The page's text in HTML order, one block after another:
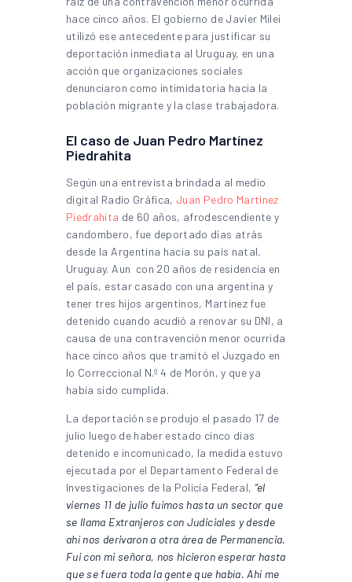
hace cinco años. El gobierno de Javier Milei
utilizó ese antecedente para justificar su
deportación inmediata al Uruguay, en una
acción que organizaciones sociales
denunciaron como intimidatoria hacia la
población migrante y la clase trabajadora.
El caso de Juan Pedro Martínez
Piedrahita
Según una entrevista brindada al medio
digital Radio Gráfica, Juan Pedro Martínez
Piedrahita de 60 años, afrodescendiente y
candombero, fue deportado días atrás
desde la Argentina hacia su país natal,
Uruguay. Aun con 20 años de residencia en
el país, estar casado con una argentina y
tener tres hijos argentinos, Martínez fue
detenido cuando acudió a renovar su DNI, a
causa de una contravención menor ocurrida
hace cinco años que tramitó el Juzgado en
lo Correccional N.º 4 de Morón, y que ya
había sido cumplida.
La deportación se produjo el pasado 17 de
julio luego de haber estado cinco días
detenido e incomunicado, la medida estuvo
ejecutada por el Departamento Federal de
Investigaciones de la Policía Federal, “el
viernes 11 de julio fuimos hasta un sector que
se llama Extranjeros con Judiciales y desde
ahí nos derivaron a otra área de Permanencia.
Fui con mi señora, nos hicieron esperar hasta
que se fuera toda la gente que había. Ahí me